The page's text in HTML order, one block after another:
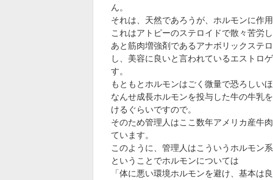
ん。
それは、天然であろうが、ホルモンに作
これはアトピーのステロイドで散々苦労
あと筋肉増強剤であるアナボリックステ
し、美容に良いと言われているエストロ
す。
もともとホルモンはごく微量で恐ろしい
なんせ成長ホルモンを投与した牛の牛乳
けるぐらいですので。
そのため管理人はここ数年アメリカ産牛
ています。
このように、管理人はこういうホルモン
ということでホルモンについては
「体に悪い環境ホルモンを避け、基本は